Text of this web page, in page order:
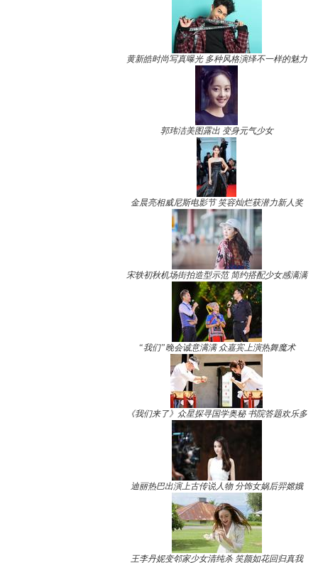
黄新皓时尚写真曝光 多种风格演绎不一样的魅力
郭玮洁美图露出 变身元气少女
金晨亮相威尼斯电影节 笑容灿烂获潜力新人奖
宋轶初秋机场街拍造型示范 简约搭配少女感满满
“我们”晚会诚意满满 众嘉宾上演热舞魔术
《我们来了》众星探寻国学奥秘 书院答题欢乐多
迪丽热巴出演上古传说人物 分饰女娲后羿嫦娥
王李丹妮变邻家少女清纯杀 笑颜如花回归真我